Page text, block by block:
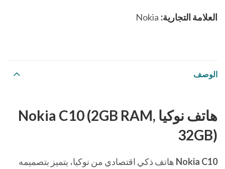
العلامة التجارية: Nokia
الوصف
هاتف نوكيا Nokia C10 (2GB RAM,
32GB)
Nokia C10 هاتف ذكي اقتصادي من نوكيا، يتميز بتصميمه